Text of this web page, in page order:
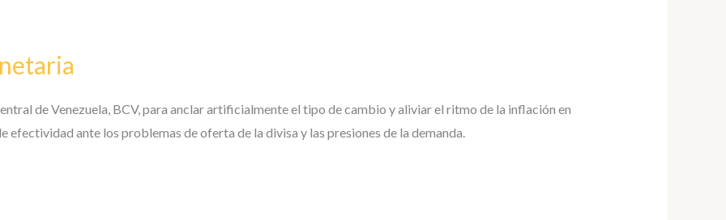
de Venezuela, BCV, para anclar artificialmente el tipo de cambio y aliviar el ritmo de la inflación en
efectividad ante los problemas de oferta de la divisa y las presiones de la demanda.